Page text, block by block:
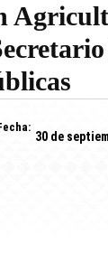
30 de